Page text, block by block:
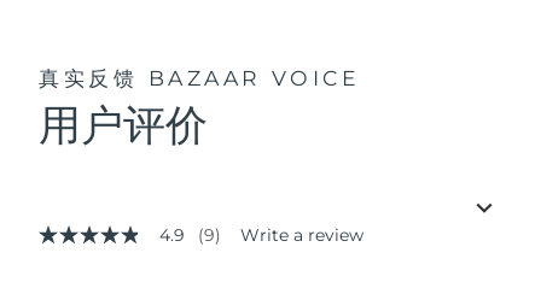
真实反馈 BAZAAR VOICE
用户评价
4.9
4.9 (9) Write a review